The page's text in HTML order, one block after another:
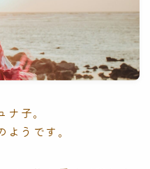
子。
うです。